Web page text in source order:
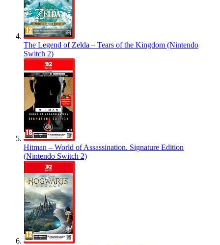
The Legend of Zelda – Tears of the Kingdom (Nintendo
Switch 2)
Hitman – World of Assassination. Signature Edition
(Nintendo Switch 2)